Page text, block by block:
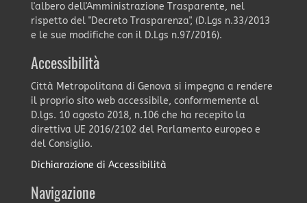
l'albero dell'Amministrazione Trasparente, nel
rispetto del "Decreto Trasparenza", (D.Lgs n.33/2013
e le sue modifiche con il D.Lgs n.97/2016).
Accessibilità
Città Metropolitana di Genova si impegna a rendere
il proprio sito web accessibile, conformemente al
D.lgs. 10 agosto 2018, n.106 che ha recepito la
direttiva UE 2016/2102 del Parlamento europeo e
del Consiglio.
Dichiarazione di Accessibilità
Navigazione